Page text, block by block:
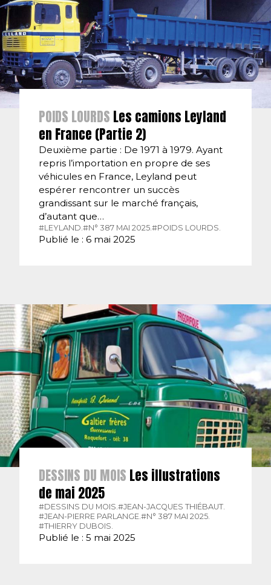
POIDS LOURDS Les camions Leyland
en France (Partie 2)
Deuxième partie : De 1971 à 1979. Ayant
repris l’importation en propre de ses
véhicules en France, Leyland peut
espérer rencontrer un succès
grandissant sur le marché français,
d’autant que…
#LEYLAND. #N° 387 MAI 2025. #POIDS LOURDS.
Publié le : 6 mai 2025
DESSINS DU MOIS Les illustrations
de mai 2025
#DESSINS DU MOIS. #JEAN-JACQUES THIÉBAUT.
#JEAN-PIERRE PARLANGE. #N° 387 MAI 2025.
#THIERRY DUBOIS.
Publié le : 5 mai 2025